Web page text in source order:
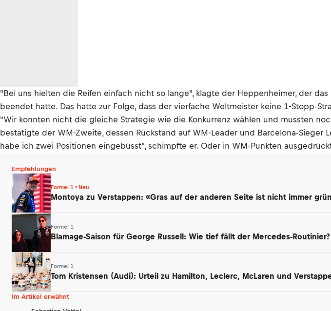
"Bei uns hielten die Reifen einfach nicht so lange", klagte der Heppenheimer, der
beendet hatte. Das hatte zur Folge, dass der vierfache Weltmeister keine 1-Stopp-
"Wir konnten nicht die gleiche Strategie wie die Konkurrenz wählen und mussten
bestätigte der WM-Zweite, dessen Rückstand auf WM-Leader und Barcelona-
habe ich zwei Positionen eingebüsst", schimpfte er. Oder in WM-Punkten
Empfehlungen
Formel 1 • Neu
Montoya zu Verstappen: «Gras auf der anderen Seite ist nicht immer
Formel 1
Blamage-Saison für George Russell: Wie tief fällt der Mercedes-Routinier?
Formel 1
Tom Kristensen (Audi): Urteil zu Hamilton, Leclerc, McLaren und
Im Artikel erwähnt